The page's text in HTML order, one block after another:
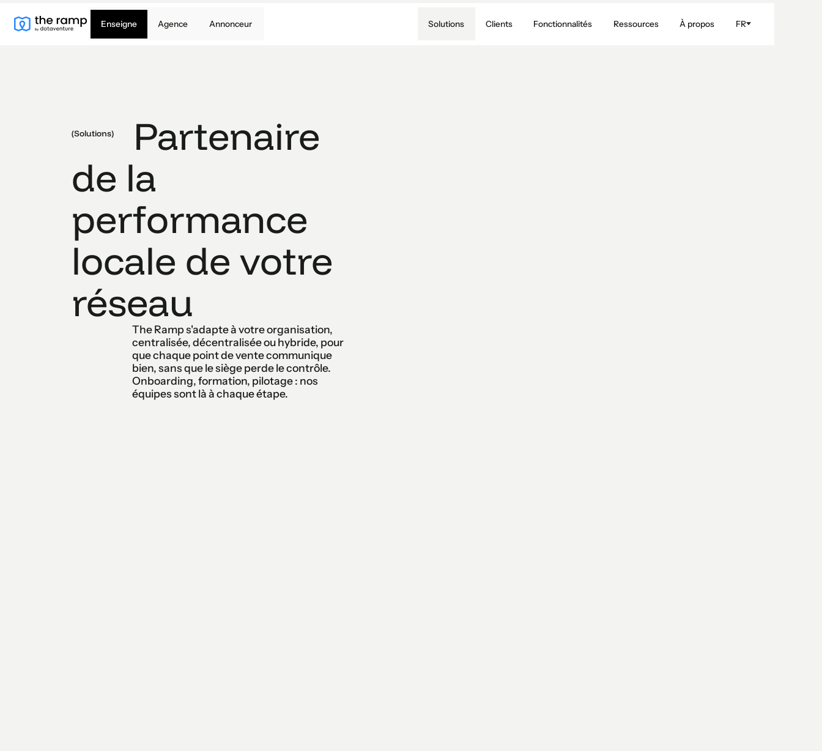
Enseigne Agence Annonceur Solutions Clients Fonctionnalités Ressources À propos FR
(Solutions)
Partenaire
de la
performance
locale de votre
réseau
The Ramp s'adapte à votre organisation,
centralisée, décentralisée ou hybride, pour
que chaque point de vente communique
bien, sans que le siège perde le contrôle.
Onboarding, formation, pilotage : nos
équipes sont là à chaque étape.